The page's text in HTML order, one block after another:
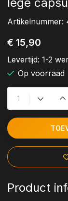
lege
Artikelnummer:
€ 15,90
Levertijd: 1-2
Op voorraad
Product